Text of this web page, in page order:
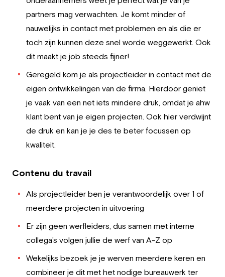
partners mag verwachten. Je komt minder of
nauwelijks in contact met problemen en als die er
toch zijn kunnen deze snel worde weggewerkt. Ook
dit maakt je job steeds fijner!
Geregeld kom je als projectleider in contact met de
eigen ontwikkelingen van de firma. Hierdoor geniet
je vaak van een net iets mindere druk, omdat je ahw
klant bent van je eigen projecten. Ook hier verdwijnt
de druk en kan je je des te beter focussen op
kwaliteit.
Contenu du travail
Als projectleider ben je verantwoordelijk over 1 of
meerdere projecten in uitvoering
Er zijn geen werfleiders, dus samen met interne
collega's volgen jullie de werf van A-Z op
Wekelijks bezoek je je werven meerdere keren en
combineer je dit met het nodige bureauwerk ter